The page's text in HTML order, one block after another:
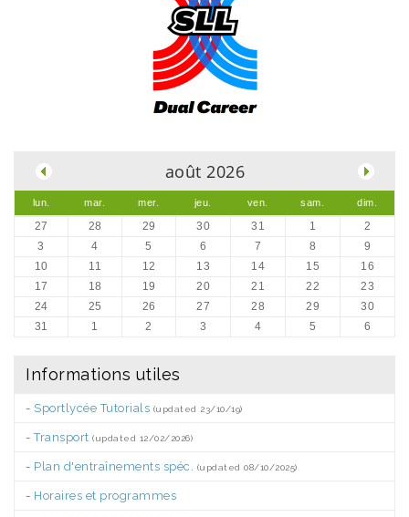
août 2026
lun. mar. mer. jeu. ven. sam. dim.
27 28 29 30 31 1
2
3
4 5 6 7 8
9
10
11 12 13 14 15
16
17
18 19 20 21 22
23
24
25 26 27 28 29
30
31
1 2 3 4 5 6
Informations utiles
- Sportlycée Tutorials (updated 23/10/19)
-Transport (updated 12/02/2026)
- Plan d'entraînements spéc. (updated 08/10/2025)
- Horaires et programmes